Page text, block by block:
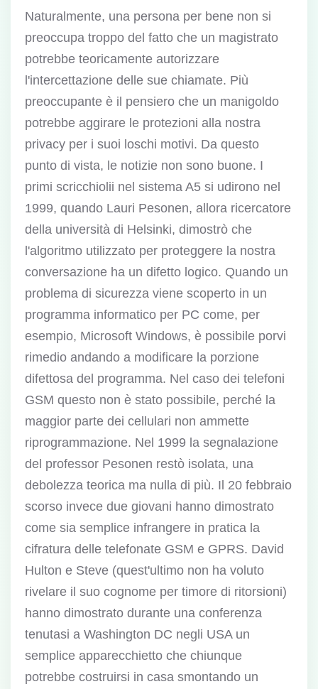
Naturalmente, una persona per bene non si
preoccupa troppo del fatto che un magistrato
potrebbe teoricamente autorizzare
l'intercettazione delle sue chiamate. Più
preoccupante è il pensiero che un manigoldo
potrebbe aggirare le protezioni alla nostra
privacy per i suoi loschi motivi. Da questo
punto di vista, le notizie non sono buone. I
primi scricchiolii nel sistema A5 si udirono nel
1999, quando Lauri Pesonen, allora ricercatore
della università di Helsinki, dimostrò che
l'algoritmo utilizzato per proteggere la nostra
conversazione ha un difetto logico. Quando un
problema di sicurezza viene scoperto in un
programma informatico per PC come, per
esempio, Microsoft Windows, è possibile porvi
rimedio andando a modificare la porzione
difettosa del programma. Nel caso dei telefoni
GSM questo non è stato possibile, perché la
maggior parte dei cellulari non ammette
riprogrammazione. Nel 1999 la segnalazione
del professor Pesonen restò isolata, una
debolezza teorica ma nulla di più. Il 20 febbraio
scorso invece due giovani hanno dimostrato
come sia semplice infrangere in pratica la
cifratura delle telefonate GSM e GPRS. David
Hulton e Steve (quest'ultimo non ha voluto
rivelare il suo cognome per timore di ritorsioni)
hanno dimostrato durante una conferenza
tenutasi a Washington DC negli USA un
semplice apparecchietto che chiunque
potrebbe costruirsi in casa smontando un